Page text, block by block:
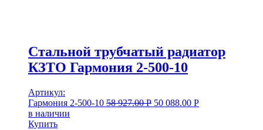
Стальной трубчатый радиатор
КЗТО Гармония 2-500-10
Артикул:
Гармония 2-500-10 58 927.00Р 50 088.00 Р
в наличии
Купить